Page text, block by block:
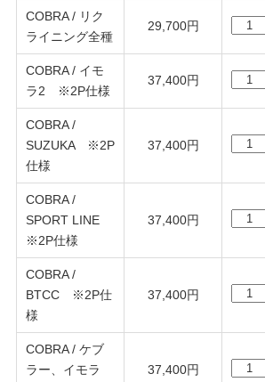
COBRA / リク
ライニング全種
29,700円
COBRA / イモ
ラ2 ※2P仕様
37,400円
COBRA /
SUZUKA ※2P
仕様
37,400円
COBRA /
SPORT LINE
※2P仕様
37,400円
COBRA /
BTCC ※2P仕
様
37,400円
COBRA / ケブ
ラー、イモラ
37,400円